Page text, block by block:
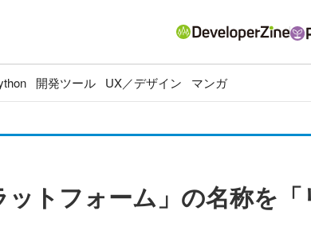
開発ツール UX／デザイン マンガ
トフォーム」の名称を